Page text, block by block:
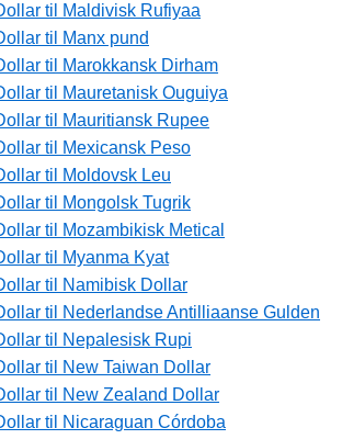
til Maldivisk Rufiyaa
til Manx pund
til Marokkansk Dirham
til Mauretanisk Ouguiya
til Mauritiansk Rupee
til Mexicansk Peso
til Moldovsk Leu
til Mongolsk Tugrik
til Mozambikisk Metical
til Myanma Kyat
til Namibisk Dollar
til Nederlandse Antilliaanse Gulden
til Nepalesisk Rupi
til New Taiwan Dollar
til New Zealand Dollar
til Nicaraguan Córdoba